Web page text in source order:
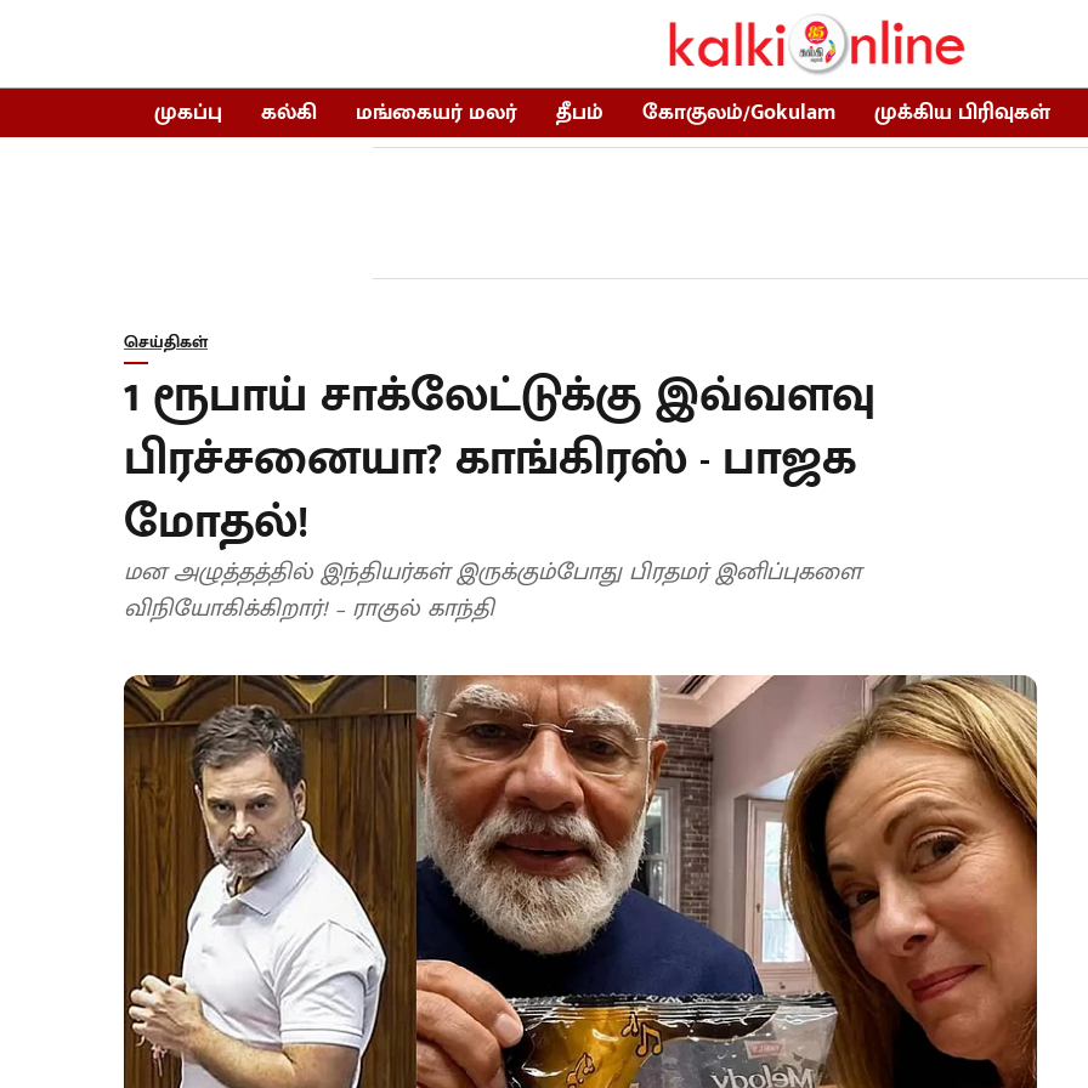
முகப்பு கல்கி மங்கையர் மலர் தீபம் கோகுலம்/Gokulam முக்கிய பிரிவுகள்
செய்திகள்
1 ரூபாய் சாக்லேட்டுக்கு இவ்வளவு
பிரச்சனையா? காங்கிரஸ் - பாஜக
மோதல்!
மன அழுத்தத்தில் இந்தியர்கள் இருக்கும்போது பிரதமர் இனிப்புகளை
விநியோகிக்கிறார்! – ராகுல் காந்தி